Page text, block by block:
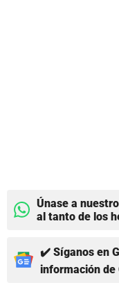
Únase a
al tanto de los
✔️ Síganos en
información de